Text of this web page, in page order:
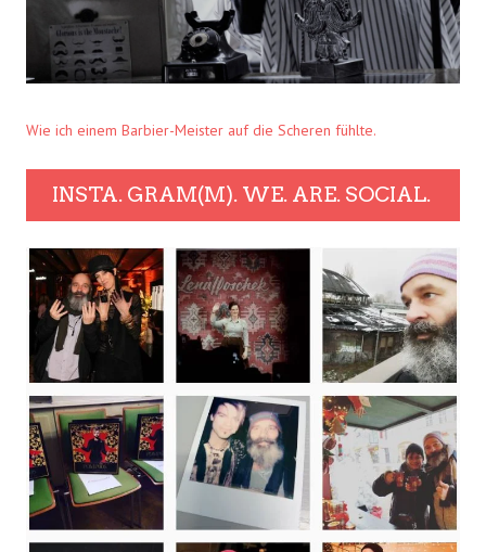
Wie ich einem Barbier-Meister auf die Scheren fühlte.
INSTA. GRAM(M). WE. ARE. SOCIAL.